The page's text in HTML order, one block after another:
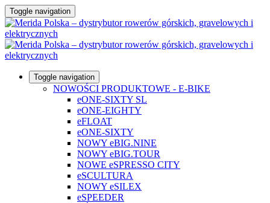
Toggle navigation
Toggle navigation
NOWOŚCI PRODUKTOWE - E-BIKE
eONE-SIXTY SL
eONE-EIGHTY
eFLOAT
eONE-SIXTY
NOWY eBIG.NINE
NOWY eBIG.TOUR
NOWE eSPRESSO CITY
eSCULTURA
NOWY eSILEX
eSPEEDER